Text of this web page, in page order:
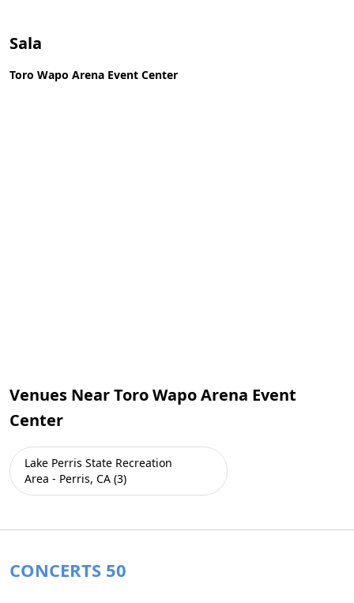
Sala
Toro Wapo Arena Event Center
Venues Near Toro Wapo Arena Event
Center
Lake Perris State Recreation
Area - Perris, CA (3)
CONCERTS 50